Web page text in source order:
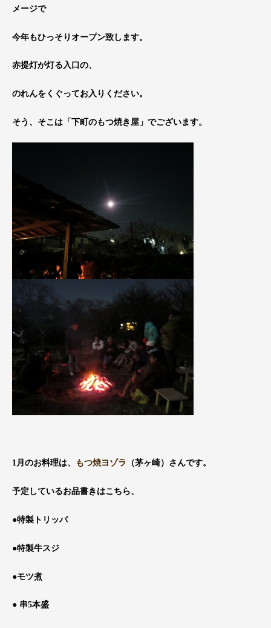
メージで
今年もひっそりオープン致します。
赤提灯が灯る入口の、
のれんをくぐってお入りください。
そう、そこは「下町のもつ焼き屋」でございます。
1月のお料理は、 もつ焼ヨゾラ （茅ヶ崎）さんです。
予定しているお品書きはこちら、
●特製トリッパ
●特製牛スジ
●モツ煮
● 串5本盛